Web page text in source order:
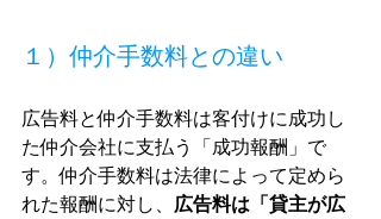
１）仲介手数料との違い
広告料と仲介手数料は客付けに成功し
た仲介会社に支払う「成功報酬」で
す。仲介手数料は法律によって定めら
れた報酬に対し、 広告料は「貸主が広